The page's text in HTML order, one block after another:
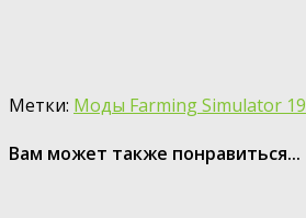
Метки: Моды Farming Simulator 19
Вам может также понравиться...